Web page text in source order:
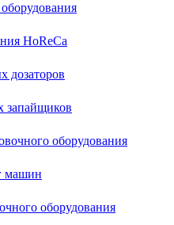
HoReCa
дозаторов
запайщиков
оборудования
машин
оборудования